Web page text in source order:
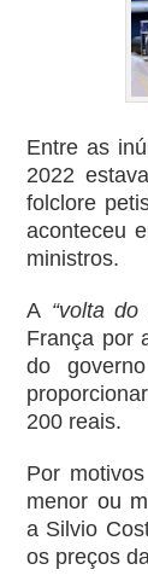
Entre as
2022
folclore
aconteceu
ministros.
A “volta do
França por
do
200 reais.
Por
menor ou
a Silvio
os preços